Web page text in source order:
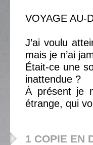
VOYAGE AU-
J’ai voulu
mais je n’ai
Était-ce une
inattendue ?
À présent je
étrange, qui
1 COPIE EN